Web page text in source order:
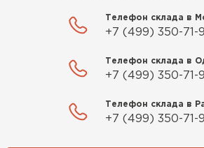
Телефон склада в
+7 (499) 350-71-
Телефон склада в
+7 (499) 350-71-
Телефон склада в
+7 (499) 350-71-